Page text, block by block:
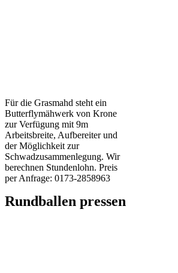
Für die Grasmahd steht ein
Butterflymähwerk von Krone
zur Verfügung mit 9m
Arbeitsbreite, Aufbereiter und
der Möglichkeit zur
Schwadzusammenlegung. Wir
berechnen Stundenlohn. Preis
per Anfrage: 0173-2858963
Rundballen pressen